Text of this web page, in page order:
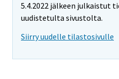
5.4.2022 jälkeen julkaistut
uudistetulta sivustolta.
Siirry uudelle tilastosivulle